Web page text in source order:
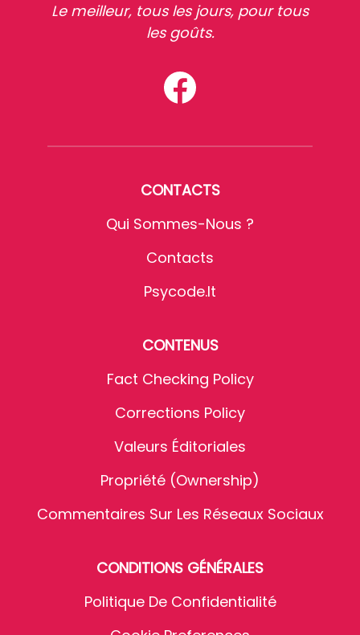
Le meilleur, tous les jours, pour tous
les goûts.
CONTACTS
Qui Sommes-Nous ?
Contacts
Psycode.it
CONTENUS
Fact Checking Policy
Corrections Policy
Valeurs Éditoriales
Propriété (Ownership)
Commentaires Sur Les Réseaux Sociaux
CONDITIONS GÉNÉRALES
Politique De Confidentialité